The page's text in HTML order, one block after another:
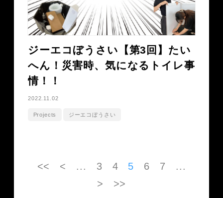
ジーエコぼうさい【第3回】たい
へん！災害時、気になるトイレ事
情！！
2022.11.02
Projects ジーエコぼうさい
<< < ... 3 4 5 6 7
...
>
>>